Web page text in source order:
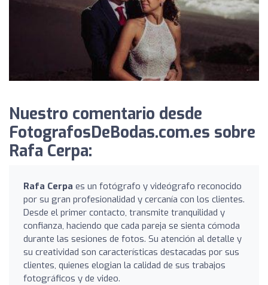
Nuestro comentario desde
FotografosDeBodas.com.es sobre
Rafa Cerpa:
Rafa Cerpa es un fotógrafo y videógrafo reconocido
por su gran profesionalidad y cercanía con los clientes.
Desde el primer contacto, transmite tranquilidad y
confianza, haciendo que cada pareja se sienta cómoda
durante las sesiones de fotos. Su atención al detalle y
su creatividad son características destacadas por sus
clientes, quienes elogian la calidad de sus trabajos
fotográficos y de video.